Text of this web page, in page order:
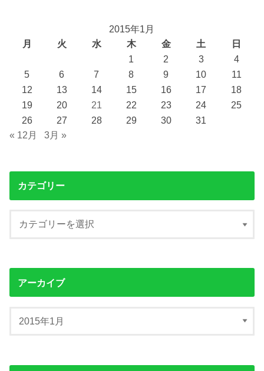
2015年1月
月
火 水 木 金 土
日
1
2 3
4
5
6 7 8 9 10
11
12
13 14 15 16 17
18
19
20 21 22 23 24
25
26
27 28 29 30
31
« 12月
3月 »
カテゴリー
アーカイブ